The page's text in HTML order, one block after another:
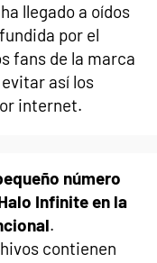
llegado a oídos
por el
fans de la marca
así los
internet.
número
Infinite en la
.
contienen